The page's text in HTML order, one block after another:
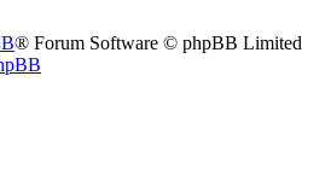
® Forum Software © phpBB Limited